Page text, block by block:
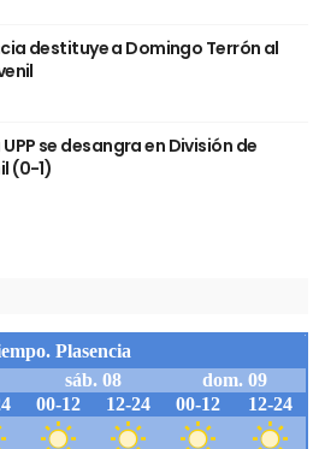
destituye a Domingo Terrón al
UPP se desangra en División de
(0-1)